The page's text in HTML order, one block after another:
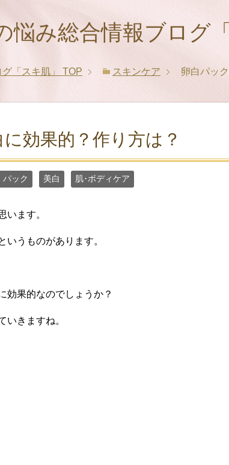
悩み総合情報ブログ
「スキ肌」 TOP スキンケア 卵白パッ
効果的？作り方は？
パック 美白 肌･ボディケア
います。
いうものがあります。
効果的なのでしょうか？
いきますね。